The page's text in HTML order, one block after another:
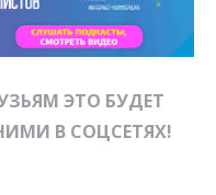
ЭТО БУДЕТ
В СОЦСЕТЯХ!